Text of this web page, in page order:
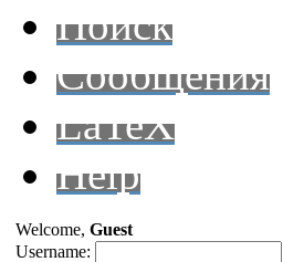
Поиск
Сообщения
LaTeX
Help
Welcome, Guest
Username: